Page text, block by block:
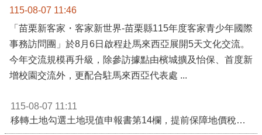
115-08-07 11:46
「苗栗新客家・客家新世界-苗栗縣115年度客家青少年國際
事務訪問團」於8月6日啟程赴馬來西亞展開5天文化交流。
今年交流規模再升級，除參訪據點由檳城擴及怡保、首度新
增校園交流外，更配合駐馬來西亞代表處 ...
115-08-07 11:11
移轉土地勾選土地現值申報書第14欄，提前保障地價稅節稅權益